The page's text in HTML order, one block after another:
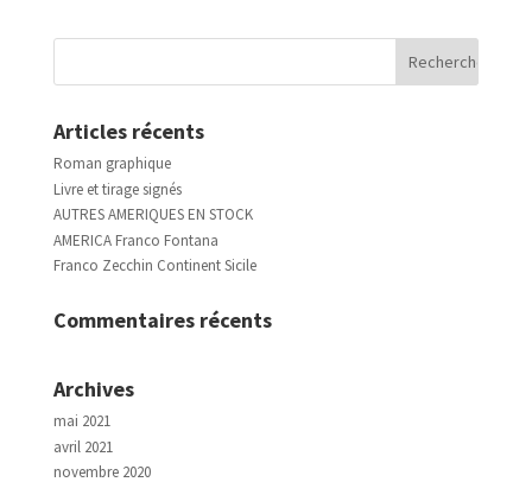
Articles récents
Roman graphique
Livre et tirage signés
AUTRES AMERIQUES EN STOCK
AMERICA Franco Fontana
Franco Zecchin Continent Sicile
Commentaires récents
Archives
mai 2021
avril 2021
novembre 2020